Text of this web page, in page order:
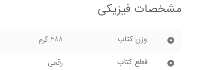
مشخصات فیزیکی
وزن کتاب ۲۸۸ گرم
قطع کتاب رقعی